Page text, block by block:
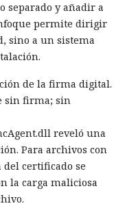
las operaciones
Maine. Los vecinos
rápida y, a través de
del
y del Servicio de
UU. (ICE). Los chats
y advertir a
de esos grupos. En el
solicitaron
asistieron los
sobre las
separado y añadir a
permite dirigir
sino a un sistema
de la firma digital.
sin firma; sin
reveló una
Para archivos con
certificado se
la carga maliciosa